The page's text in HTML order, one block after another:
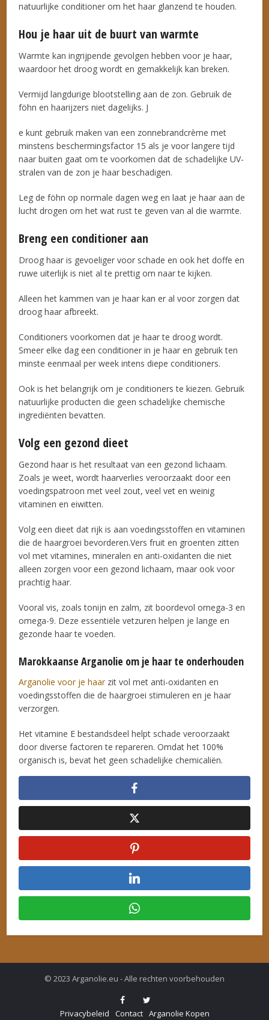
natuurlijke conditioner om het haar glanzend te houden.
Hou je haar uit de buurt van warmte
Warmte kan ingrijpende gevolgen hebben voor je haar,
waardoor het droog wordt en gemakkelijk kan breken.
Vermijd langdurige blootstelling aan de zon. Gebruik de
föhn en haarijzers niet dagelijks. J
e kunt gebruik maken van een zonnebrandcrème met
minstens beschermingsfactor 15 als je voor langere tijd
naar buiten gaat om te voorkomen dat de schadelijke UV-
stralen van de zon je haar beschadigen.
Leg de föhn op normale dagen weg en laat je haar aan de
lucht drogen om het wat rust te geven van al die warmte.
Breng een conditioner aan
Droog haar is gevoeliger voor schade en ook het doffe en
ruwe uiterlijk is niet al te prettig om naar te kijken.
Alleen het kammen van je haar kan er al voor zorgen dat
droog haar afbreekt.
Conditioners voorkomen dat je haar te droog wordt.
Smeer elke dag een conditioner in je haar en gebruik ten
minste eenmaal per week intens diepe conditioners.
Ook is het belangrijk om je conditioners te kiezen. Gebruik
natuurlijke producten die geen schadelijke chemische
ingrediënten bevatten.
Volg een gezond dieet
Gezond haar is het resultaat van een gezond lichaam.
Zoals je weet, wordt haarverlies veroorzaakt door een
voedingspatroon met veel zout, veel vet en weinig
vitaminen en eiwitten.
Volg een dieet dat rijk is aan voedingsstoffen en vitaminen
die de haargroei bevorderen.Vers fruit en groenten zitten
vol met vitamines, mineralen en anti-oxidanten die niet
alleen zorgen voor een gezond lichaam, maar ook voor
prachtig haar.
Vooral vis, zoals tonijn en zalm, zit boordevol omega-3 en
omega-9. Deze essentiële vetzuren helpen je lange en
gezonde haar te voeden.
Marokkaanse Arganolie om je haar te onderhouden
Arganolie voor je haarzit vol met anti-oxidanten en
voedingsstoffen die de haargroei stimuleren en je haar
verzorgen.
Het vitamine E bestandsdeel helpt schade veroorzaakt
door diverse factoren te repareren. Omdat het 100%
organisch is, bevat het geen schadelijke chemicaliën.
© 2023 Arganolie.eu - Alle rechten voorbehouden
Privacybeleid Contact Arganolie Kopen